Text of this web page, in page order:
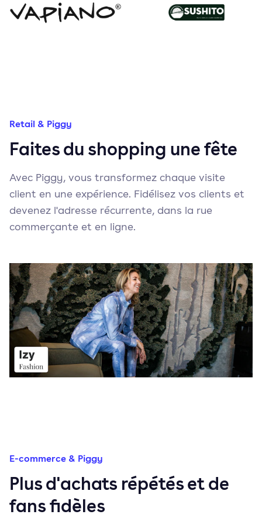
Retail & Piggy
Faites du shopping une fête
Avec Piggy, vous transformez chaque visite
client en une expérience. Fidélisez vos clients et
devenez l'adresse récurrente, dans la rue
commerçante et en ligne.
E-commerce & Piggy
Plus d'achats répétés et de
fans fidèles